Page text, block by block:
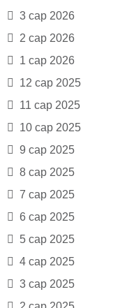
3 сар 2026
2 сар 2026
1 сар 2026
12 сар 2025
11 сар 2025
10 сар 2025
9 сар 2025
8 сар 2025
7 сар 2025
6 сар 2025
5 сар 2025
4 сар 2025
3 сар 2025